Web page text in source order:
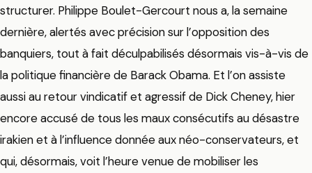
structurer. Philippe Boulet-Gercourt nous a, la semaine
dernière, alertés avec précision sur l’opposition des
banquiers, tout à fait déculpabilisés désormais vis-à-vis de
la politique financière de Barack Obama. Et l’on assiste
aussi au retour vindicatif et agressif de Dick Cheney, hier
encore accusé de tous les maux consécutifs au désastre
irakien et à l’influence donnée aux néo-conservateurs, et
qui, désormais, voit l’heure venue de mobiliser les